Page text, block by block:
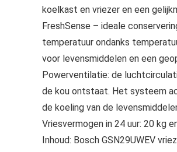
koelkast en vriezer en een
FreshSense – ideale
temperatuur ondanks
voor levensmiddelen en een
Powerventilatie: de
de kou ontstaat. Het systeem
de koeling van de
Vriesvermogen in 24 uur: 20 kg
Inhoud: Bosch GSN29UWEV